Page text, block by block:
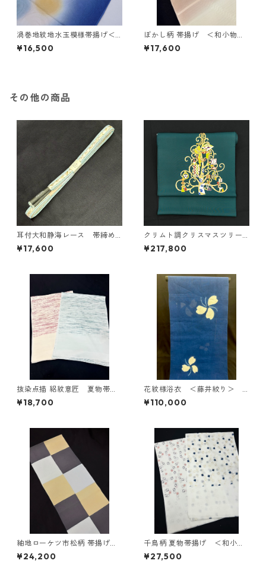
渦巻地紋地水玉模様帯揚げ＜
和小物さくら＞ SOA-12
¥16,500
ぼかし柄 帯揚げ ＜和小物さ
くら＞ SOA-86
¥17,600
その他の商品
耳付大和静海レース 帯締め
(水色) ＜和小物さくら＞ S
OJ-88
¥17,600
クリムト調クリスマスツリー
塩瀬名古屋帯
¥217,800
抜染点描 絽紋意匠 夏物帯揚
げ ＜和小物さくら＞ SOA-
90（G・R ）
¥18,700
花紋様浴衣 ＜藤井絞り＞ Y
F-12
¥110,000
紬地ローケツ市松柄 帯揚げ
＜和小物さくら＞ SOA-84
¥24,200
千鳥柄 夏物帯揚げ ＜和小物
さくら＞ SOA-91（DB・P ）
¥27,500